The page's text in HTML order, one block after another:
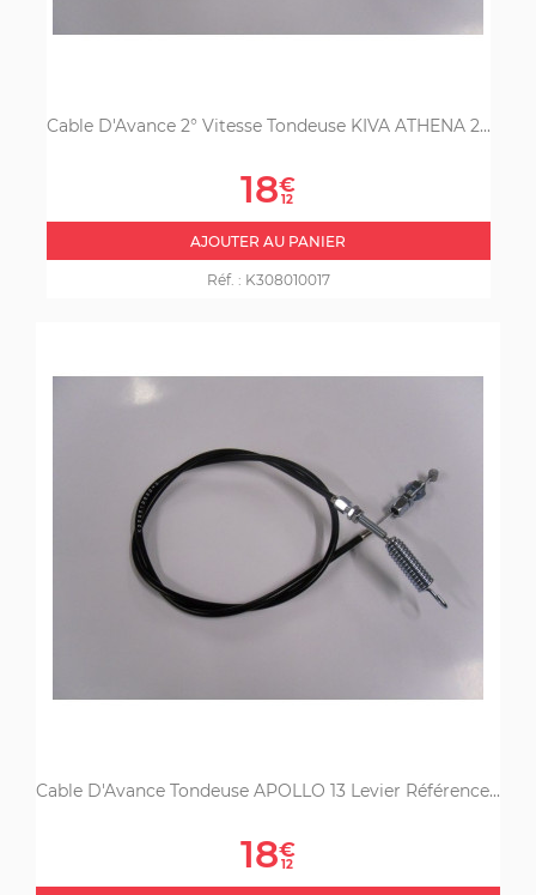
Cable D'Avance 2° Vitesse Tondeuse KIVA ATHENA 2...
Prix
18€
12
AJOUTER AU PANIER
Réf. : K308010017
Cable D'Avance Tondeuse APOLLO 13 Levier Référence...
Prix
18€
12